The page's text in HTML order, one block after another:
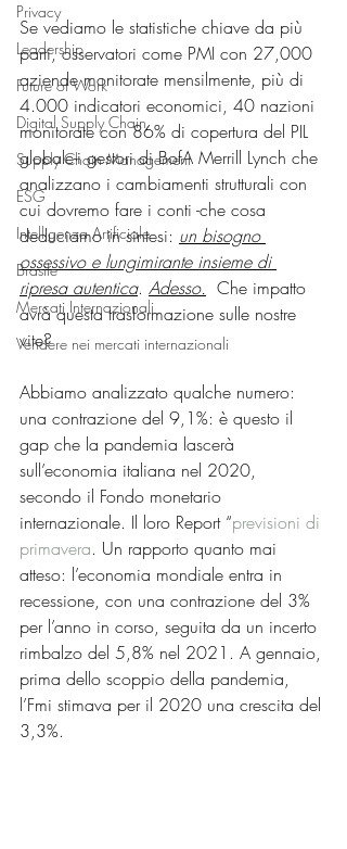
Privacy
Leadership
Future of Work
Digital Supply Chain
Supply Chain Management
ESG
Intelligenza Artificiale
Brasile
Mercati Internazionali
Vendere nei mercati internazionali
Se vediamo le statistiche chiave da più
parti, osservatori come PMI con 27,000
aziende monitorate mensilmente, più di
4.000 indicatori economici, 40 nazioni
monitorate con 86% di copertura del PIL
globale-i gestori di BofA Merrill Lynch che
analizzano i cambiamenti strutturali con
cui dovremo fare i conti -che cosa
deduciamo in sintesi: un bisogno
ossessivo e lungimirante insieme di
ripresa autentica. Adesso.
  Che impatto
avrà questa trasformazione sulle nostre
vite?
Abbiamo analizzato qualche numero:
una contrazione del 9,1%: è questo il
gap che la pandemia lascerà
sull’economia italiana nel 2020,
secondo il Fondo monetario
internazionale. Il loro Report “previsioni di
primavera. Un rapporto quanto mai
atteso: l’economia mondiale entra in
recessione, con una contrazione del 3%
per l’anno in corso, seguita da un incerto
rimbalzo del 5,8% nel 2021. A gennaio,
prima dello scoppio della pandemia,
l’Fmi stimava per il 2020 una crescita del
3,3%.